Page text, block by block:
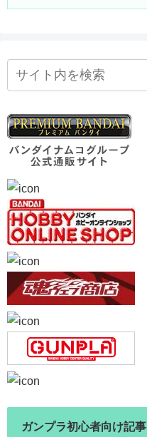
ガンプラ初心者向け記事